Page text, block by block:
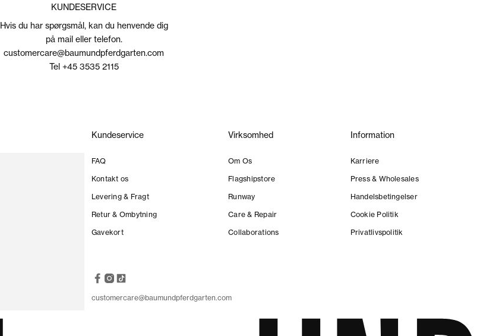
KUNDESERVICE
Hvis du har spørgsmål, kan du henvende dig
på mail eller telefon.
customercare@baumundpferdgarten.com
Tel +45 3535 2115
Kundeservice
FAQ
Kontakt os
Levering & Fragt
Retur & Ombytning
Gavekort
Virksomhed
Om Os
Flagshipstore
Runway
Care & Repair
Collaborations
Information
Karriere
Press & Wholesales
Handelsbetingelser
Cookie Politik
Privatlivspolitik
customercare@baumundpferdgarten.com
VIS RESULTAT